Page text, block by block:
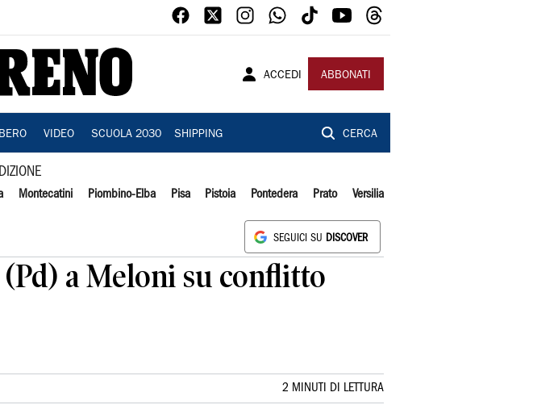
ACCEDI ABBONATI
VIDEO SCUOLA 2030 SHIPPING CERCA
Montecatini Piombino-Elba Pisa Pistoia Pontedera Prato Versilia
SEGUICI SU DISCOVER
a Meloni su conflitto
2 MINUTI DI LETTURA